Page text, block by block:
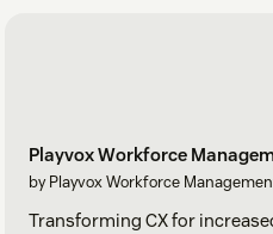
Playvox Workforce
by Playvox Workforce
Transforming CX for